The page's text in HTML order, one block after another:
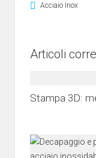
Acciaio Inox
Articoli
Stampa 3D: